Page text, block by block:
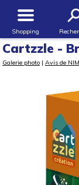
Shopping
Cartzzle -
Galerie photo | Avis de NIM